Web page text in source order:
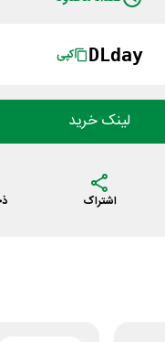
DLday کپی
لینک خرید
اشتراک